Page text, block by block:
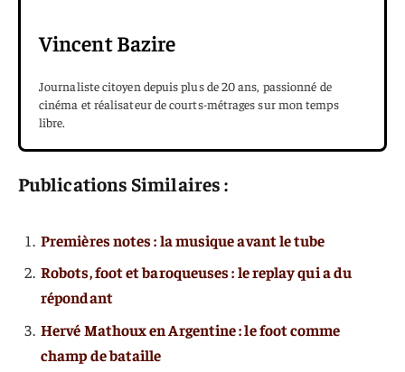
Vincent Bazire
Journaliste citoyen depuis plus de 20 ans, passionné de
cinéma et réalisateur de courts-métrages sur mon temps
libre.
Publications Similaires :
Premières notes : la musique avant le tube
Robots, foot et baroqueuses : le replay qui a du
répondant
Hervé Mathoux en Argentine : le foot comme
champ de bataille